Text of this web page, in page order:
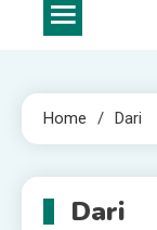
Home Dari
Dari